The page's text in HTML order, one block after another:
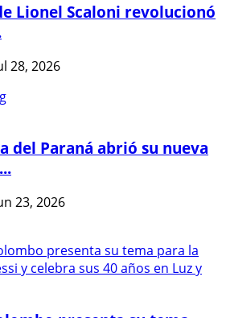
Lionel Scaloni revolucionó
28, 2026
del Paraná abrió su nueva
23, 2026